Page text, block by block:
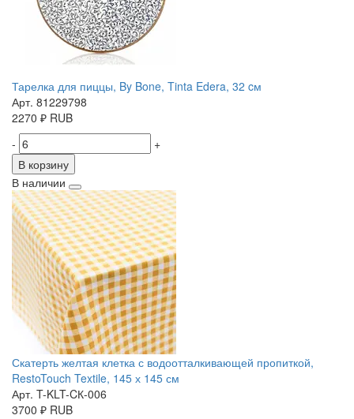
Тарелка для пиццы, By Bone, Tinta Edera, 32 cм
Арт. 81229798
2270 ₽ RUB
-
+
В корзину
В наличии
Скатерть желтая клетка с водоотталкивающей пропиткой,
RestoTouch Textile, 145 х 145 см
Арт. T-KLT-CК-006
3700 ₽ RUB